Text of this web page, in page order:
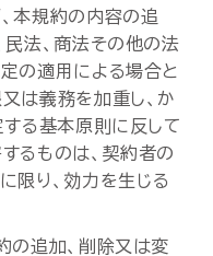
本規約の内容の追
民法、商法その他の法
の適用による場合と
は義務を加重し、か
る基本原則に反して
るものは、契約者の
限り、効力を生じる
の追加、削除又は変